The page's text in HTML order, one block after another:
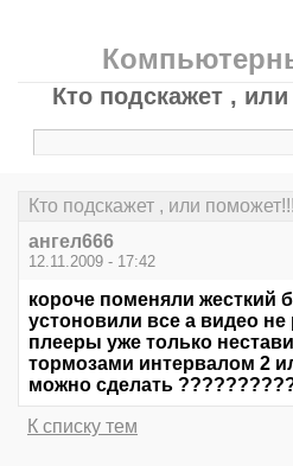
Кто подскажет ,
Кто подскажет , или
ангел666
12.11.2009 - 17:42
короче поменяли жесткий
устоновили все а видео не
плееры уже только
тормозами интервалом 2
можно сделать
К списку тем